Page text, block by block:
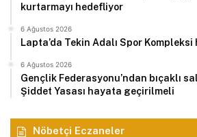
kurtarmayı hedefliyor
6 Ağustos 2026
Lapta’da Tekin Adalı Spor Kompleksi
6 Ağustos 2026
Gençlik Federasyonu’ndan bıçaklı
Şiddet Yasası hayata geçirilmeli
Nöbetçi Eczaneler